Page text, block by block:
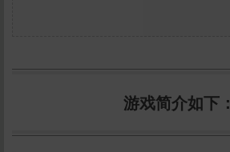
游戏简介如下：